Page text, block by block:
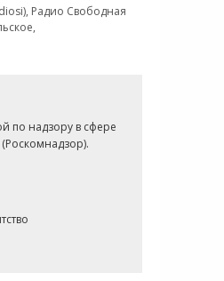
Радио Свободная
по надзору в сфере